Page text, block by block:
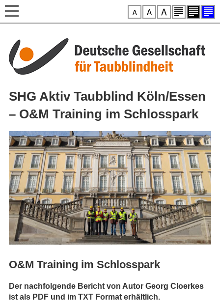
Direkt zum Inhalt
Style-Switcher
SHG Aktiv Taubblind Köln/Essen
– O&M Training im Schlosspark
O&M Training im Schlosspark
Der nachfolgende Bericht von Autor Georg Cloerkes
ist als PDF und im TXT Format erhältlich.